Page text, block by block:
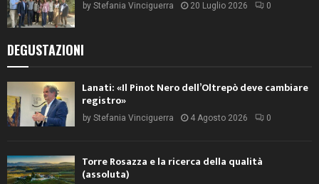
by Stefania Vinciguerra 20 Luglio 2026 0
DEGUSTAZIONI
Lanati: «Il Pinot Nero dell’Oltrepò deve cambiare
registro»
by Stefania Vinciguerra 4 Agosto 2026 0
Torre Rosazza e la ricerca della qualità
(assoluta)